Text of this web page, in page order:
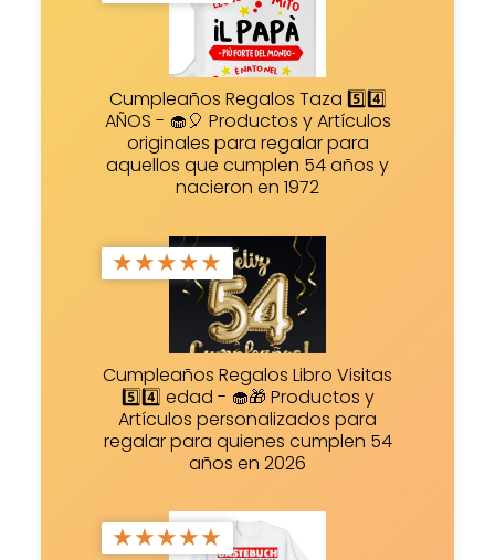
Cumpleaños Regalos Taza 5️⃣4️⃣
AÑOS - 🧁🎈 Productos y Artículos
originales para regalar para
aquellos que cumplen 54 años y
nacieron en 1972
★★★★★
Cumpleaños Regalos Libro Visitas
5️⃣4️⃣ edad - 🧁🎁 Productos y
Artículos personalizados para
regalar para quienes cumplen 54
años en 2026
★★★★★